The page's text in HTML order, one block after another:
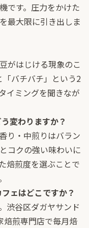
です。圧力をかけた
最大限に引き出しま
がはじける現象のこ
バチバチ」という2
イミングを聞きなが
変わりますか？
り・中煎りはバラン
コクの強い味わいに
焙煎度を選ぶことで
ェはどこですか？
渋谷区ダガヤサンド
焙煎専門店で毎月焙